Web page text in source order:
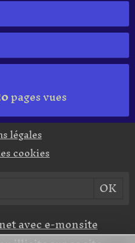
pages vues
légales
cookies
avec e-monsite